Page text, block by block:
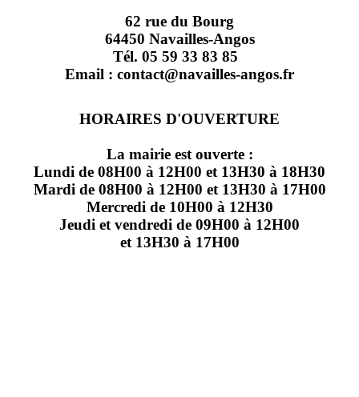
62 rue du Bourg
64450 Navailles-Angos
Tél. 05 59 33 83 85
Email : contact@navailles-angos.fr
HORAIRES D'OUVERTURE
La mairie est ouverte :
Lundi de 08H00 à 12H00 et 13H30 à 18H30
Mardi de 08H00 à 12H00 et 13H30 à 17H00
Mercredi de 10H00 à 12H30
Jeudi et vendredi de 09H00 à 12H00
et 13H30 à 17H00